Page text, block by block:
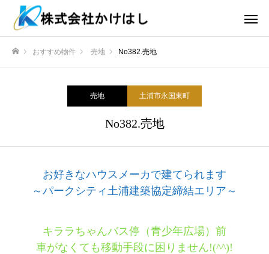
おすすめ物件 売地 No382.売地
売地 土浦市永国東町
No382.売地
お好きなハウスメーカで建てられます
～パークシティ土浦建築協定締結エリア～
キララちゃんバス停（青少年広場）前
車がなくても移動手段に困りません!(^^)!